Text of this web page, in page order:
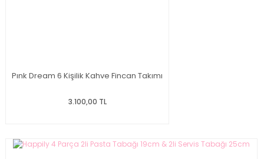
Pınk Dream 6 Kişilik Kahve Fincan Takımı
3.100,00 TL